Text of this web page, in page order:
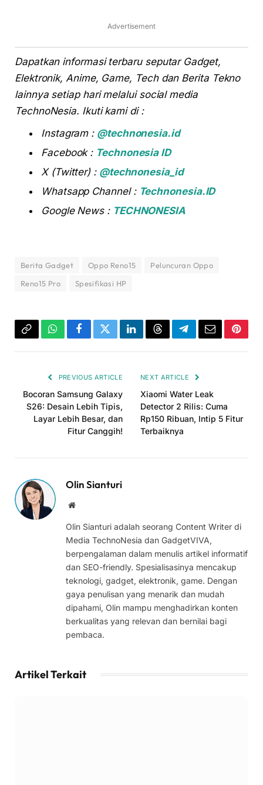
Advertisement
Dapatkan informasi terbaru seputar Gadget,
Elektronik, Anime, Game, Tech dan Berita Tekno
lainnya setiap hari melalui social media
TechnoNesia. Ikuti kami di :
Instagram : @technonesia.id
Facebook : Technonesia ID
X (Twitter) : @technonesia_id
Whatsapp Channel : Technonesia.ID
Google News : TECHNONESIA
Berita Gadget Oppo Reno15
Peluncuran Oppo
Reno15 Pro
Spesifikasi HP
Copy WhatsAppFacebookTwitterLinkedInThreadsTelegramEmail
PREVIOUS ARTICLE
Bocoran Samsung Galaxy
S26: Desain Lebih Tipis,
Layar Lebih Besar, dan
Fitur Canggih!
NEXT ARTICLE
Xiaomi Water Leak
Detector 2 Rilis: Cuma
Rp150 Ribuan, Intip 5 Fitur
Terbaiknya
Olin Sianturi
Website
Olin Sianturi adalah seorang Content Writer di
Media TechnoNesia dan GadgetVIVA,
berpengalaman dalam menulis artikel informatif
dan SEO-friendly. Spesialisasinya mencakup
teknologi, gadget, elektronik, game. Dengan
gaya penulisan yang menarik dan mudah
dipahami, Olin mampu menghadirkan konten
berkualitas yang relevan dan bernilai bagi
pembaca.
Artikel Terkait